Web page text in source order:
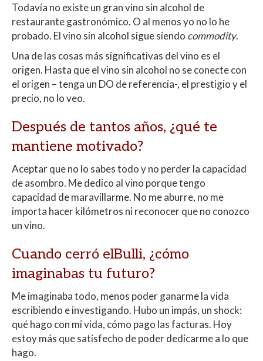
Todavía no existe un gran vino sin alcohol de
restaurante gastronómico. O al menos yo no lo he
probado. El vino sin alcohol sigue siendo commodity.
Una de las cosas más significativas del vino es el
origen. Hasta que el vino sin alcohol no se conecte con
el origen – tenga un DO de referencia-, el prestigio y el
precio, no lo veo.
Después de tantos años, ¿qué te
mantiene motivado?
Aceptar que no lo sabes todo y no perder la capacidad
de asombro. Me dedico al vino porque tengo
capacidad de maravillarme. No me aburre, no me
importa hacer kilómetros ni reconocer que no conozco
un vino.
Cuando cerró elBulli, ¿cómo
imaginabas tu futuro?
Me imaginaba todo, menos poder ganarme la vida
escribiendo e investigando. Hubo un impás, un shock:
qué hago con mi vida, cómo pago las facturas. Hoy
estoy más que satisfecho de poder dedicarme a lo que
hago.